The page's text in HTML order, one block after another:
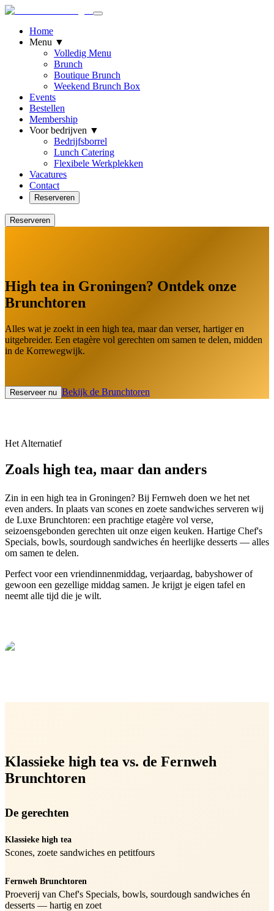
Home
Menu ▼
Volledig Menu
Brunch
Boutique Brunch
Weekend Brunch Box
Events
Bestellen
Membership
Voor bedrijven ▼
Bedrijfsborrel
Lunch Catering
Flexibele Werkplekken
Vacatures
Contact
Reserveren
Reserveren
High tea in Groningen? Ontdek onze
Brunchtoren
Alles wat je zoekt in een high tea, maar dan verser, hartiger en
uitgebreider. Een etagère vol gerechten om samen te delen, midden
in de Korrewegwijk.
Reserveer nu Bekijk de Brunchtoren
Het Alternatief
Zoals high tea, maar dan anders
Zin in een high tea in Groningen? Bij Fernweh doen we het net
even anders. In plaats van scones en zoete sandwiches serveren wij
de Luxe Brunchtoren: een prachtige etagère vol verse,
seizoensgebonden gerechten uit onze eigen keuken. Hartige Chef's
Specials, bowls, sourdough sandwiches én heerlijke desserts — alles
om samen te delen.
Perfect voor een vriendinnenmiddag, verjaardag, babyshower of
gewoon een gezellige middag samen. Je krijgt je eigen tafel en
neemt alle tijd die je wilt.
Klassieke high tea vs. de Fernweh
Brunchtoren
De gerechten
Klassieke high tea
Scones, zoete sandwiches en petitfours
Fernweh Brunchtoren
Proeverij van Chef's Specials, bowls, sourdough sandwiches én
desserts — hartig en zoet